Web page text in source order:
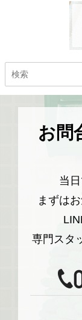
お問
当
まずは
専門スタ